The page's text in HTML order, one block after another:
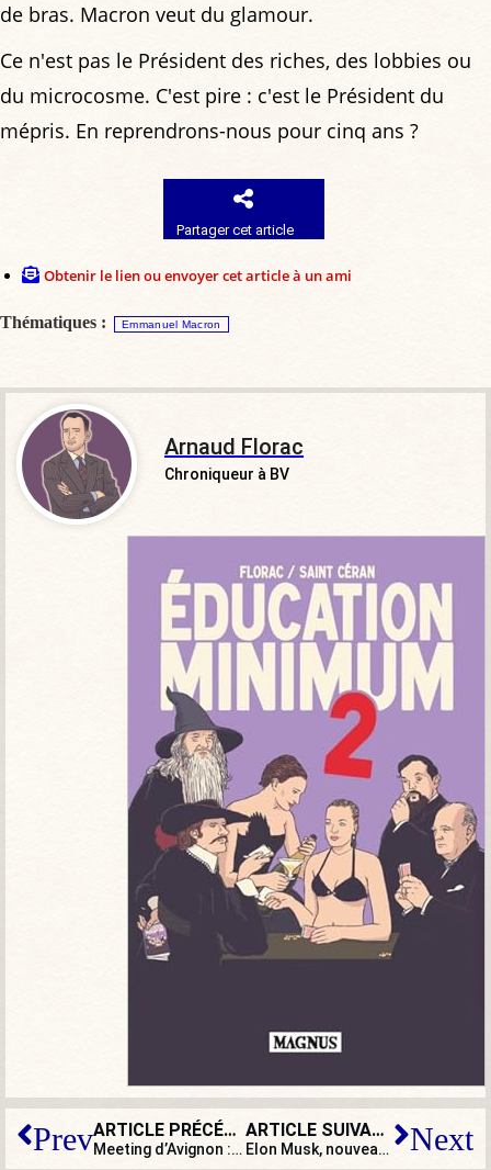
de bras. Macron veut du glamour.
Ce n'est pas le Président des riches, des lobbies ou
du microcosme. C'est pire : c'est le Président du
mépris. En reprendrons-nous pour cinq ans ?
Partager cet article
Obtenir le lien ou envoyer cet article à un ami
Thématiques : Emmanuel Macron
Arnaud Florac
Chroniqueur à BV
Prev ARTICLE PRÉCÉDENT
Meeting d’Avignon : Marine Le Pen contre l’oligarchie
ARTICLE SUIVANT
Elon Musk, nouveau superhéros de la liberté d’expression ? Next